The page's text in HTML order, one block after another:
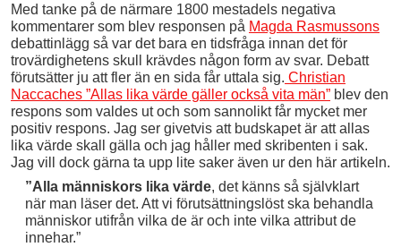
Med tanke på de närmare 1800 mestadels negativa
kommentarer som blev responsen på Magda Rasmussons
debattinlägg så var det bara en tidsfråga innan det för
trovärdighetens skull krävdes någon form av svar. Debatt
förutsätter ju att fler än en sida får uttala sig. Christian
Naccaches ”Allas lika värde gäller också vita män” blev den
respons som valdes ut och som sannolikt får mycket mer
positiv respons. Jag ser givetvis att budskapet är att allas
lika värde skall gälla och jag håller med skribenten i sak.
Jag vill dock gärna ta upp lite saker även ur den här artikeln.
”Alla människors lika värde, det känns så självklart
när man läser det. Att vi förutsättningslöst ska behandla
människor utifrån vilka de är och inte vilka attribut de
innehar.”